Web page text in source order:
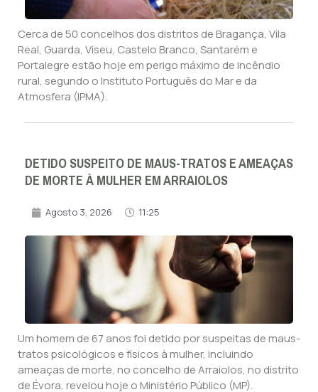
Cerca de 50 concelhos dos distritos de Bragança, Vila
Real, Guarda, Viseu, Castelo Branco, Santarém e
Portalegre estão hoje em perigo máximo de incêndio
rural, segundo o Instituto Português do Mar e da
Atmosfera (IPMA).
DETIDO SUSPEITO DE MAUS-TRATOS E AMEAÇAS
DE MORTE À MULHER EM ARRAIOLOS
Agosto 3, 2026 11:25
Um homem de 67 anos foi detido por suspeitas de maus-
tratos psicológicos e físicos à mulher, incluindo
ameaças de morte, no concelho de Arraiolos, no distrito
de Évora, revelou hoje o Ministério Público (MP).